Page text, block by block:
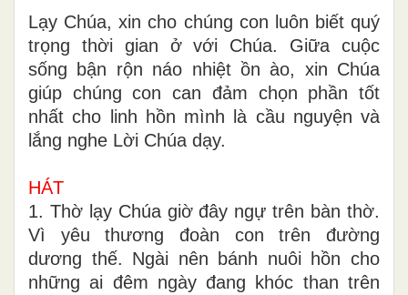
Lạy Chúa, xin cho chúng con luôn biết quý
trọng thời gian ở với Chúa. Giữa cuộc
sống bận rộn náo nhiệt ồn ào, xin Chúa
giúp chúng con can đảm chọn phần tốt
nhất cho linh hồn mình là cầu nguyện và
lắng nghe Lời Chúa dạy.
HÁT
1. Thờ lạy Chúa giờ đây ngự trên bàn thờ.
Vì yêu thương đoàn con trên đường
dương thế. Ngài nên bánh nuôi hồn cho
những ai đêm ngày đang khóc than trên